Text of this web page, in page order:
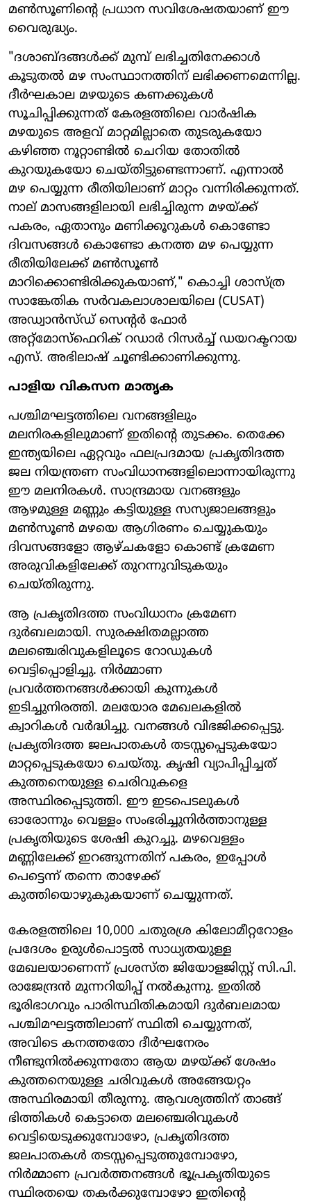
മൺസൂണിന്റെ പ്രധാന സവിശേഷതയാണ് ഈ
വൈരുദ്ധ്യം.
"ദശാബ്ദങ്ങൾക്ക് മുമ്പ് ലഭിച്ചതിനേക്കാൾ
കൂടുതൽ മഴ സംസ്ഥാനത്തിന് ലഭിക്കണമെന്നില്ല.
ദീർഘകാല മഴയുടെ കണക്കുകൾ
സൂചിപ്പിക്കുന്നത് കേരളത്തിലെ വാർഷിക
മഴയുടെ അളവ് മാറ്റമില്ലാതെ തുടരുകയോ
കഴിഞ്ഞ നൂറ്റാണ്ടിൽ ചെറിയ തോതിൽ
കുറയുകയോ ചെയ്തിട്ടുണ്ടെന്നാണ്. എന്നാൽ
മഴ പെയ്യുന്ന രീതിയിലാണ് മാറ്റം വന്നിരിക്കുന്നത്.
നാല് മാസങ്ങളിലായി ലഭിച്ചിരുന്ന മഴയ്ക്ക്
പകരം, ഏതാനും മണിക്കൂറുകൾ കൊണ്ടോ
ദിവസങ്ങൾ കൊണ്ടോ കനത്ത മഴ പെയ്യുന്ന
രീതിയിലേക്ക് മൺസൂൺ
മാറിക്കൊണ്ടിരിക്കുകയാണ്," കൊച്ചി ശാസ്ത്ര
സാങ്കേതിക സർവകലാശാലയിലെ (CUSAT)
അഡ്വാൻസ്ഡ് സെന്റർ ഫോർ
അറ്റ്മോസ്ഫെറിക് റഡാർ റിസർച്ച് ഡയറക്ടറായ
എസ്. അഭിലാഷ് ചൂണ്ടിക്കാണിക്കുന്നു.
പാളിയ വികസന മാതൃക
പശ്ചിമഘട്ടത്തിലെ വനങ്ങളിലും
മലനിരകളിലുമാണ് ഇതിന്റെ തുടക്കം. തെക്കേ
ഇന്ത്യയിലെ ഏറ്റവും ഫലപ്രദമായ പ്രകൃതിദത്ത
ജല നിയന്ത്രണ സംവിധാനങ്ങളിലൊന്നായിരുന്നു
ഈ മലനിരകൾ. സാന്ദ്രമായ വനങ്ങളും
ആഴമുള്ള മണ്ണും കട്ടിയുള്ള സസ്യജാലങ്ങളും
മൺസൂൺ മഴയെ ആഗിരണം ചെയ്യുകയും
ദിവസങ്ങളോ ആഴ്ചകളോ കൊണ്ട് ക്രമേണ
അരുവികളിലേക്ക് തുറന്നുവിടുകയും
ചെയ്തിരുന്നു.
ആ പ്രകൃതിദത്ത സംവിധാനം ക്രമേണ
ദുർബലമായി. സുരക്ഷിതമല്ലാത്ത
മലഞ്ചെരിവുകളിലൂടെ റോഡുകൾ
വെട്ടിപ്പൊളിച്ചു. നിർമ്മാണ
പ്രവർത്തനങ്ങൾക്കായി കുന്നുകൾ
ഇടിച്ചുനിരത്തി. മലയോര മേഖലകളിൽ
ക്വാറികൾ വർദ്ധിച്ചു. വനങ്ങൾ വിഭജിക്കപ്പെട്ടു.
പ്രകൃതിദത്ത ജലപാതകൾ തടസ്സപ്പെടുകയോ
മാറ്റപ്പെടുകയോ ചെയ്തു. കൃഷി വ്യാപിപ്പിച്ചത്
കുത്തനെയുള്ള ചെരിവുകളെ
അസ്ഥിരപ്പെടുത്തി. ഈ ഇടപെടലുകൾ
ഓരോന്നും വെള്ളം സംഭരിച്ചുനിർത്താനുള്ള
പ്രകൃതിയുടെ ശേഷി കുറച്ചു. മഴവെള്ളം
മണ്ണിലേക്ക് ഇറങ്ങുന്നതിന് പകരം, ഇപ്പോൾ
പെട്ടെന്ന് തന്നെ താഴേക്ക്
കുത്തിയൊഴുകുകയാണ് ചെയ്യുന്നത്.
കേരളത്തിലെ 10,000 ചതുരശ്ര കിലോമീറ്ററോളം
പ്രദേശം ഉരുൾപൊട്ടൽ സാധ്യതയുള്ള
മേഖലയാണെന്ന് പ്രശസ്ത ജിയോളജിസ്റ്റ് സി.പി.
രാജേന്ദ്രൻ മുന്നറിയിപ്പ് നൽകുന്നു. ഇതിൽ
ഭൂരിഭാഗവും പാരിസ്ഥിതികമായി ദുർബലമായ
പശ്ചിമഘട്ടത്തിലാണ് സ്ഥിതി ചെയ്യുന്നത്,
അവിടെ കനത്തതോ ദീർഘനേരം
നീണ്ടുനിൽക്കുന്നതോ ആയ മഴയ്ക്ക് ശേഷം
കുത്തനെയുള്ള ചരിവുകൾ അങ്ങേയറ്റം
അസ്ഥിരമായി തീരുന്നു. ആവശ്യത്തിന് താങ്ങ്
ഭിത്തികൾ കെട്ടാതെ മലഞ്ചെരിവുകൾ
വെട്ടിയെടുക്കുമ്പോഴോ, പ്രകൃതിദത്ത
ജലപാതകൾ തടസ്സപ്പെടുത്തുമ്പോഴോ,
നിർമ്മാണ പ്രവർത്തനങ്ങൾ ഭൂപ്രകൃതിയുടെ
സ്ഥിരതയെ തകർക്കുമ്പോഴോ ഇതിന്റെ